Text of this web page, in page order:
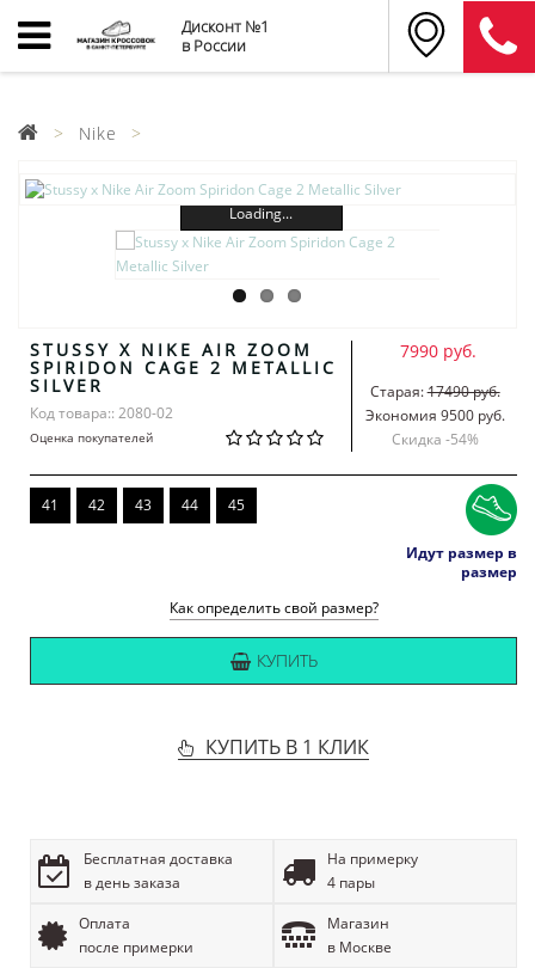
Дисконт №1
в России
Nike
Loading...
STUSSY X NIKE AIR ZOOM
SPIRIDON CAGE 2 METALLIC
SILVER
Код товара:: 2080-02
Оценка покупателей
7990 руб.
Старая:17490 руб.
Экономия 9500 руб.
Скидка -54%
41 42 43 44 45
Идут размер в
размер
Как определить свой размер?
КУПИТЬ
КУПИТЬ В 1 КЛИК
Бесплатная доставка
в день заказа
На примерку
4 пары
Оплата
после примерки
Магазин
в Москве